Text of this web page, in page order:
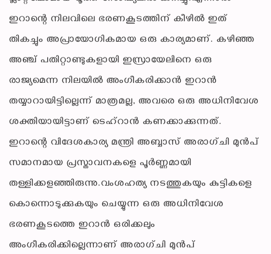
ഇറാന്റെ നിലവിലെ ഭരണകൂടത്തിന് കീഴിൽ ഇത്
തികച്ചും അപ്രായോഗികമായ ഒരു കാര്യമാണ്. കഴിഞ്ഞ
അഞ്ച് പതിറ്റാണ്ടുകളായി ഇസ്രായേലിനെ ഒരു
രാജ്യമെന്ന നിലയിൽ അംഗീകരിക്കാൻ ഇറാൻ
തയ്യാറായിട്ടില്ലെന്ന് മാത്രമല്ല, അവരെ ഒരു അധിനിവേശ
ശക്തിയായിട്ടാണ് ടെഹ്‌റാൻ കണക്കാക്കുന്നത്.
ഇറാന്റെ വിദേശകാര്യ മന്ത്രി അബ്ബാസ് അരാഗ്ചി മുൻപ്
സമാനമായ പ്രസ്താവനകളെ പൂർണ്ണമായി
തള്ളിക്കളഞ്ഞിരുന്നു.വംശഹത്യ നടത്തുകയും കുട്ടികളെ
കൊന്നൊടുക്കുകയും ചെയ്യുന്ന ഒരു അധിനിവേശ
ഭരണകൂടത്തെ ഇറാൻ ഒരിക്കലും
അംഗീകരിക്കില്ലെന്നാണ് അരാഗ്ചി മുൻപ്